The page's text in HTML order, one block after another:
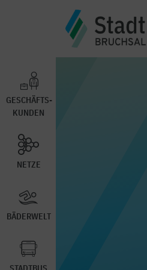
GESCHÄFTS-
KUNDEN
NETZE
BÄDERWELT